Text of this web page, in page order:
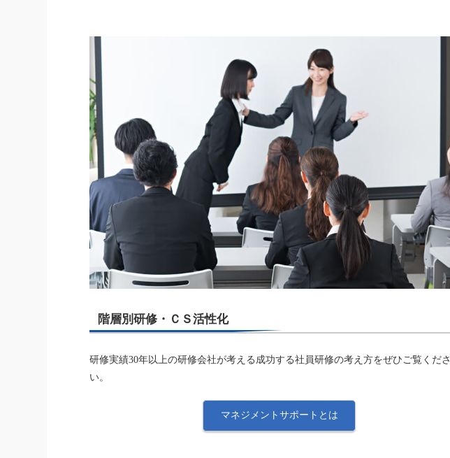
階層別研修・ＣＳ活性化
研修実績30年以上の研修会社が考える成功する社員研修の考え方をぜひご覧くださ
い。
マネジメントサポートとは